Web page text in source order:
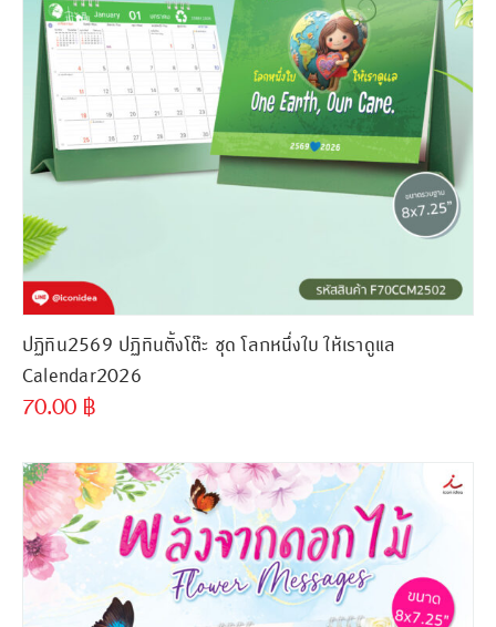
ปฏิทิน2569 ปฏิทินตั้งโต๊ะ ชุด โลกหนึ่งใบ ให้เราดูแล
Calendar2026
70.00 ฿